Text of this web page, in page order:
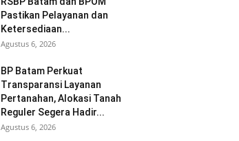
Pastikan Pelayanan dan
Ketersediaan...
Agustus 6, 2026
BP Batam Perkuat
Transparansi Layanan
Pertanahan, Alokasi Tanah
Reguler Segera Hadir...
Agustus 6, 2026